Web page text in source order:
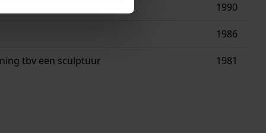
1990
1986
tbv een sculptuur 1981